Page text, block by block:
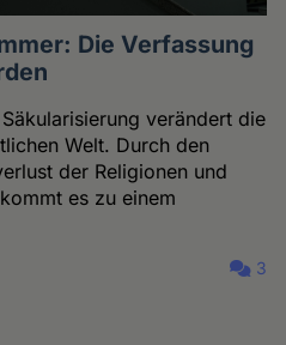
Die Verfassung
verändert die
Welt. Durch den
der Religionen und
es zu einem
3